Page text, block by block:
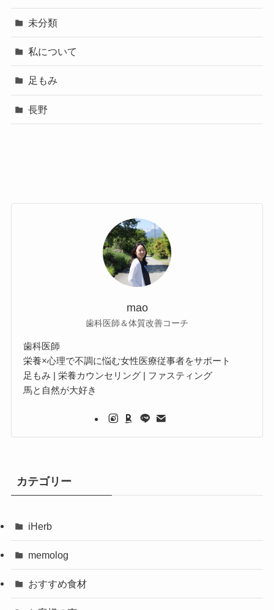
未分類
私について
足もみ
長野
mao
歯科医師＆体質改善コーチ
歯科医師
栄養×心理で不調に悩む女性医療従事者をサポート
足もみ | 栄養カウンセリング | ファスティング
馬と自然が大好き
カテゴリー
iHerb
memolog
おすすめ食材